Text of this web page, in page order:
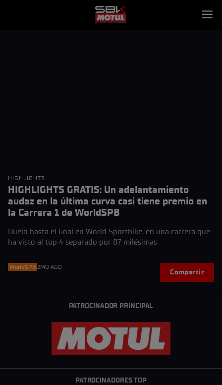
HIGHLIGHTS
HIGHLIGHTS GRATIS: Un adelantamiento
audaz en la última curva casi tiene premio en
la Carrera 1 de WorldSPB
Duelo hasta el final en World Sportbike, en una carrera que
ha visto al top 4 separado por 87 milésimas
WorldSPB 2MO AGO
Compartir
PATROCINADOR PRINCIPAL
PATROCINADORES TOP